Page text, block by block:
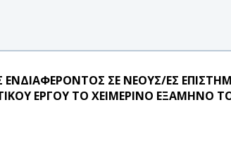
ΣΕ ΝΕΟΥΣ/ΕΣ
ΕΡΓΟΥ ΤΟ ΧΕΙΜΕΡΙΝΟ ΕΞΑΜΗΝΟ